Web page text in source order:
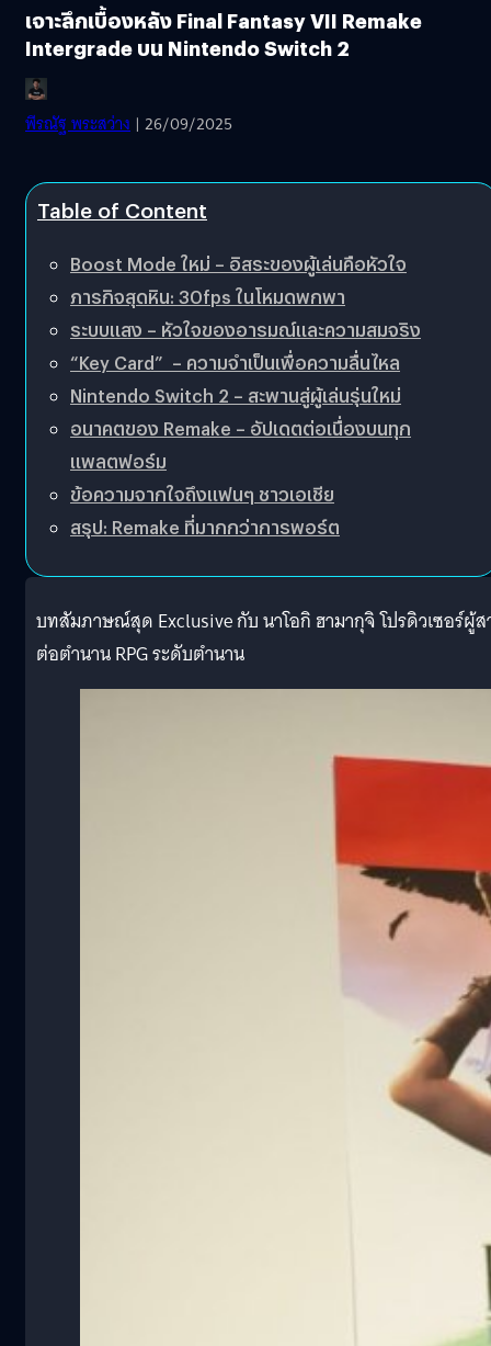
เจาะลึกเบื้องหลัง Final Fantasy VII Remake
Intergrade บน Nintendo Switch 2
พีรณัฐ พระสว่าง | 26/09/2025
Table of Content
Boost Mode ใหม่ – อิสระของผู้เล่นคือหัวใจ
ภารกิจสุดหิน: 30fps ในโหมดพกพา
ระบบแสง – หัวใจของอารมณ์และความสมจริง
“Key Card” – ความจำเป็นเพื่อความลื่นไหล
Nintendo Switch 2 – สะพานสู่ผู้เล่นรุ่นใหม่
อนาคตของ Remake – อัปเดตต่อเนื่องบนทุก
แพลตฟอร์ม
ข้อความจากใจถึงแฟนๆ ชาวเอเชีย
สรุป: Remake ที่มากกว่าการพอร์ต
บทสัมภาษณ์สุด Exclusive กับ นาโอกิ ฮามากุจิ โปรดิวเซอร์ผู้
ต่อตำนาน RPG ระดับตำนาน